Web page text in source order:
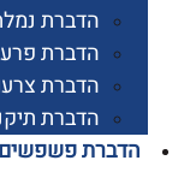
הדברת נמלת האש
הדברת פרעושים
הדברת צרעות
הדברת תיקנים
פשפשים